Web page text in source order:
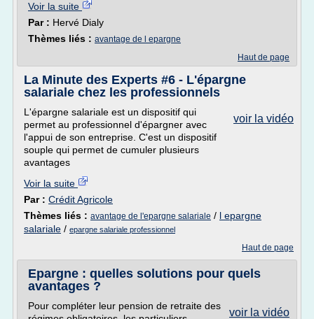
Voir la suite
Par : Hervé Dialy
Thèmes liés : avantage de l epargne
Haut de page
La Minute des Experts #6 - L'épargne
salariale chez les professionnels
voir la vidéo
L'épargne salariale est un dispositif qui
permet au professionnel d'épargner avec
l'appui de son entreprise. C'est un dispositif
souple qui permet de cumuler plusieurs
avantages
Voir la suite
Par : Crédit Agricole
Thèmes liés : avantage de l'epargne salariale / l epargne
salariale / epargne salariale professionnel
Haut de page
Epargne : quelles solutions pour quels
avantages ?
voir la vidéo
Pour compléter leur pension de retraite des